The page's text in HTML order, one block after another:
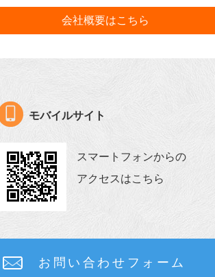
会社概要はこちら
モバイルサイト
スマートフォンからの
アクセスはこちら
お問い合わせフォーム